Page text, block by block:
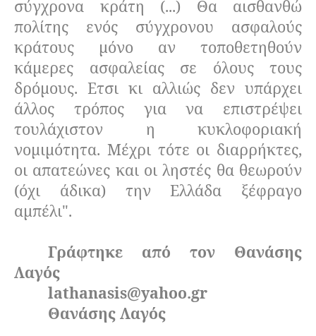
σύγχρονα κράτη (...) Θα αισθανθώ
πολίτης ενός σύγχρονου ασφαλούς
κράτους μόνο αν τοποθετηθούν
κάμερες ασφαλείας σε όλους τους
δρόμους. Ετσι κι αλλιώς δεν υπάρχει
άλλος τρόπος για να επιστρέψει
τουλάχιστον η κυκλοφοριακή
νομιμότητα. Μέχρι τότε οι διαρρήκτες,
οι απατεώνες και οι ληστές θα θεωρούν
(όχι άδικα) την Ελλάδα ξέφραγο
αμπέλι".
Γράφτηκε από τον Θανάσης
Λαγός
lathanasis@yahoo.gr
Θανάσης Λαγός